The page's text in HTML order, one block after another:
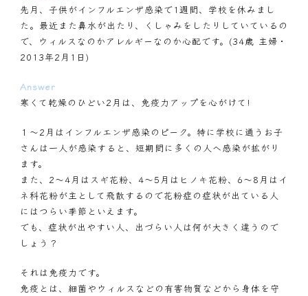
先月、子供がインフルエンザ感染で1週間、学校を休みまし
た。最近また鼻水が出たり、くしゃみをしたりしていているの
で、ウィルスなのかアレルギーなのか心配です。(34歳 主婦・
2013年2月1日)
Answer
寒くて乾燥のひどい2月は、免疫力アップを心がけて!
１～2月はインフルエンザ感染のピーク。特に学校に通うお子
さんは一人が感染すると、短期間に多くの人へ感染が拡がり
ます。
また、2～4月はスギ花粉、4～5月はヒノキ花粉、6～8月はイ
ネ科花粉が主として飛散するので花粉症の症状が出ている人
にはつらい季節といえます。
でも、症状が出やすい人、出づらい人は何が大きく違うので
しょう？
それは免疫力です。
免疫とは、細菌やウィルスなどの有害物質などから身体を守